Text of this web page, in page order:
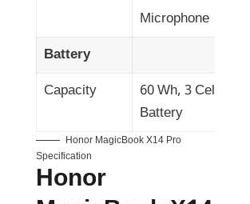
Microphone
Battery
Capacity
60 Wh, 3 Cell
Battery
Honor MagicBook X14 Pro
Specification
Honor